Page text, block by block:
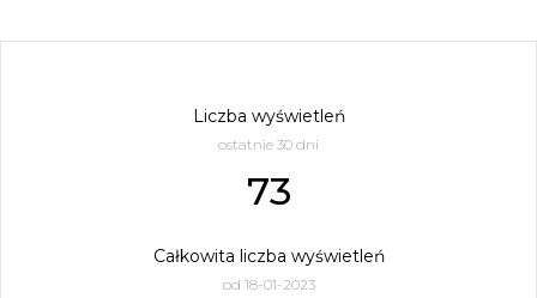
Liczba wyświetleń
ostatnie 30 dni
73
Całkowita liczba wyświetleń
od 18-01-2023